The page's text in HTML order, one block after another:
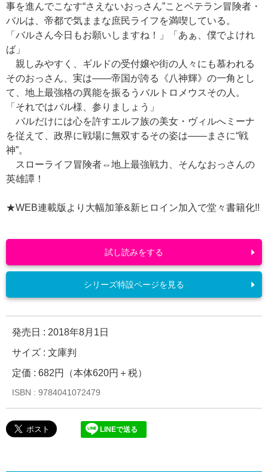
事を進んでこなす“さえないおっさん”ことベテラン冒険者・
バルは、帝都で気ままな庶民ライフを満喫している。
「バルさん今日もお願いしますね！」「あぁ、僕でよけれ
ば」
親しみやすく、ギルドの受付嬢や街の人々にも慕われる
そのおっさん、実は――帝国が誇る《八神輝》の一角とし
て、地上最強格の異能を振るうバルトロメウスその人。
「それではバル様、参りましょう」
バルだけには心を許すエルフ族の美女・ヴィルへミーナ
を従えて、政界に戦場に無双するその姿は――まさに“戦
神”。
スローライフ冒険者⇔地上最強戦力、そんなおっさんの
英雄譚！
★WEB連載版より大幅加筆&新ヒロイン加入で堂々書籍化!!
発売日 : 2018年8月1日
サイズ : 文庫判
定価 : 682円（本体620円＋税）
ISBN : 9784041072479
LINEで送る
試し読みをする
シリーズ特設ページを見る